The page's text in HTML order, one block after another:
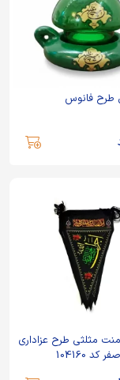
طرح فانوس
مثلثی طرح عزاداری
104160